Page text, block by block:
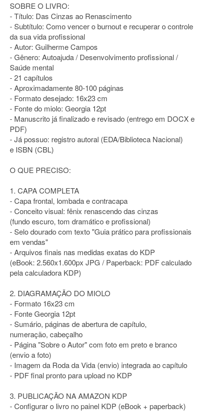
SOBRE O LIVRO:
- Título: Das Cinzas ao Renascimento
- Subtítulo: Como vencer o burnout e recuperar o controle
da sua vida profissional
- Autor: Guilherme Campos
- Gênero: Autoajuda / Desenvolvimento profissional /
Saúde mental
- 21 capítulos
- Aproximadamente 80-100 páginas
- Formato desejado: 16x23 cm
- Fonte do miolo: Georgia 12pt
- Manuscrito já finalizado e revisado (entrego em DOCX e
PDF)
- Já possuo: registro autoral (EDA/Biblioteca Nacional)
e ISBN (CBL)
O QUE PRECISO:
1. CAPA COMPLETA
- Capa frontal, lombada e contracapa
- Conceito visual: fênix renascendo das cinzas
(fundo escuro, tom dramático e profissional)
- Selo dourado com texto "Guia prático para profissionais
em vendas"
- Arquivos finais nas medidas exatas do KDP
(eBook: 2.560x1.600px JPG / Paperback: PDF calculado
pela calculadora KDP)
2. DIAGRAMAÇÃO DO MIOLO
- Formato 16x23 cm
- Fonte Georgia 12pt
- Sumário, páginas de abertura de capítulo,
numeração, cabeçalho
- Página "Sobre o Autor" com foto em preto e branco
(envio a foto)
- Imagem da Roda da Vida (envio) integrada ao capítulo
- PDF final pronto para upload no KDP
3. PUBLICAÇÃO NA AMAZON KDP
- Configurar o livro no painel KDP (eBook + paperback)